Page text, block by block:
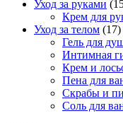
Уход за руками
Крем для
Уход за телом (17)
Гель для
Интимная
Крем и
Пена для
Скрабы и
Соль для